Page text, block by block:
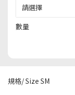
數量
規格/ Size SM